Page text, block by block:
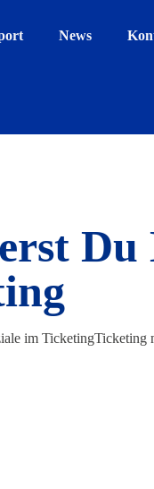
News
im TicketingTicketing